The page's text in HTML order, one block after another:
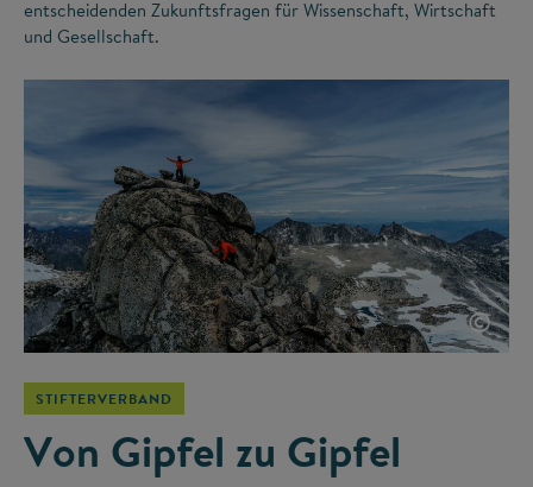
entscheidenden Zukunftsfragen für Wissenschaft, Wirtschaft
und Gesellschaft.
©
STIFTERVERBAND
Von Gipfel zu Gipfel